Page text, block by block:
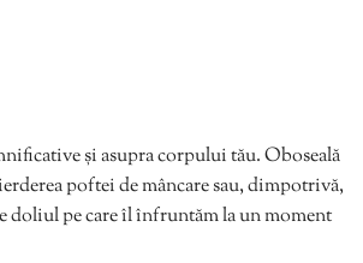
și asupra corpului tău. Oboseală
poftei de mâncare sau, dimpotrivă,
doliul pe care îl înfruntăm la un moment